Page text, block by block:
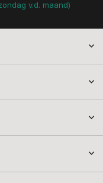
v.d. maand)